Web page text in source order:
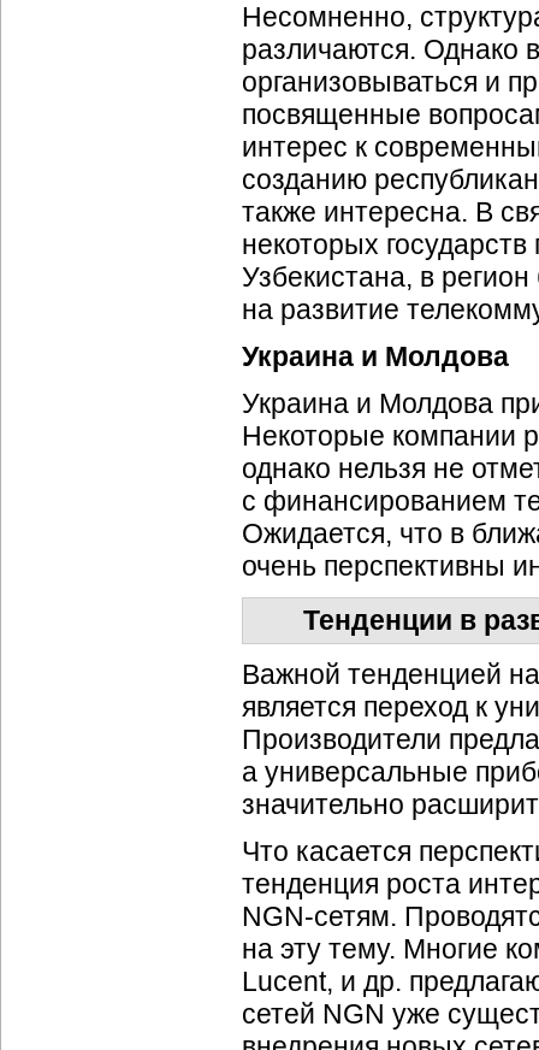
Несомненно,
различаются. Однако
организовываться и
посвященные
интерес к
созданию
также интересна. В
некоторых
Узбекистана, в
на развитие
Украина и Молдова
Украина и Молдова
Некоторые компании
однако нельзя не
с финансированием
Ожидается, что в
очень перспективны
Тенденции в
Важной тенденцией
является переход к
Производители
а универсальные
значительно
Что касается
тенденция роста
NGN-сетям.
на эту тему. Многие
Lucent, и др.
сетей NGN уже